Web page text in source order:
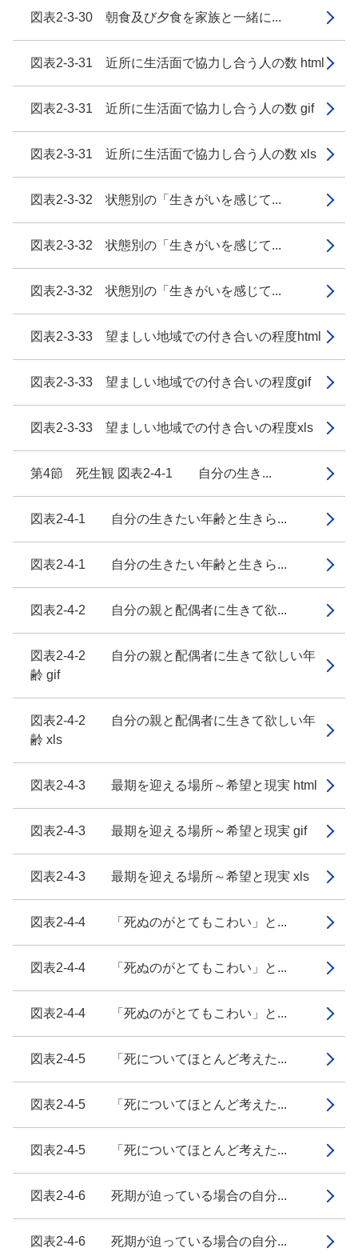
図表2-3-30 朝食及び夕食を家族と一緒に...
図表2-3-31 近所に生活面で協力し合う人の数 html
図表2-3-31 近所に生活面で協力し合う人の数 gif
図表2-3-31 近所に生活面で協力し合う人の数 xls
図表2-3-32 状態別の「生きがいを感じて...
図表2-3-32 状態別の「生きがいを感じて...
図表2-3-32 状態別の「生きがいを感じて...
図表2-3-33 望ましい地域での付き合いの程度html
図表2-3-33 望ましい地域での付き合いの程度gif
図表2-3-33 望ましい地域での付き合いの程度xls
第4節 死生観 図表2-4-1 自分の生き...
図表2-4-1 自分の生きたい年齢と生きら...
図表2-4-1 自分の生きたい年齢と生きら...
図表2-4-2 自分の親と配偶者に生きて欲...
図表2-4-2 自分の親と配偶者に生きて欲しい年
齢 gif
図表2-4-2 自分の親と配偶者に生きて欲しい年
齢 xls
図表2-4-3 最期を迎える場所～希望と現実 html
図表2-4-3 最期を迎える場所～希望と現実 gif
図表2-4-3 最期を迎える場所～希望と現実 xls
図表2-4-4 「死ぬのがとてもこわい」と...
図表2-4-4 「死ぬのがとてもこわい」と...
図表2-4-4 「死ぬのがとてもこわい」と...
図表2-4-5 「死についてほとんど考えた...
図表2-4-5 「死についてほとんど考えた...
図表2-4-5 「死についてほとんど考えた...
図表2-4-6 死期が迫っている場合の自分...
図表2-4-6 死期が迫っている場合の自分...